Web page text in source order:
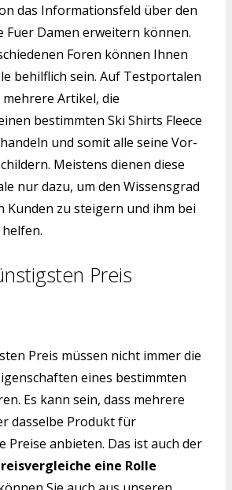
das Informationsfeld über den
Fuer Damen erweitern können.
Foren können Ihnen
behilflich sein. Auf Testportalen
Artikel, die
bestimmten Ski Shirts Fleece
und somit alle seine Vor-
Meistens dienen diese
nur dazu, um den Wissensgrad
Kunden zu steigern und ihm bei
Preis
Preis müssen nicht immer die
eines bestimmten
Es kann sein, dass mehrere
dasselbe Produkt für
Preise anbieten. Das ist auch der
eine Rolle